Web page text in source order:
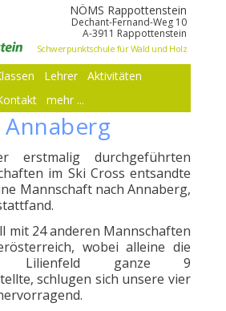
NÖMS Rappottenstein
Dechant-Fernand-Weg 10
A-3911 Rappottenstein
Schwerpunktschule für Wald und Holz
Lehrer
Aktivitäten
mehr ...
Annaberg
erstmalig durchgeführten
im Ski Cross entsandte
Mannschaft nach Annaberg,
mit 24 anderen Mannschaften
wobei alleine die
Lilienfeld ganze 9
schlugen sich unsere vier